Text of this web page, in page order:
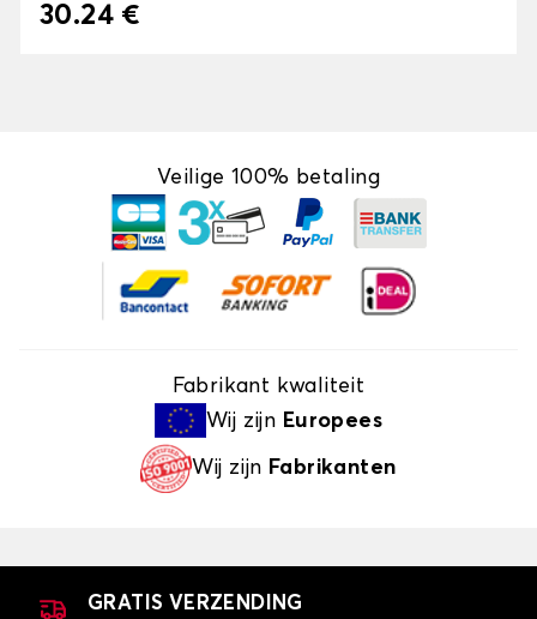
30.24 €
Veilige 100% betaling
Fabrikant kwaliteit
Wij zijn Europees
Wij zijn Fabrikanten
GRATIS VERZENDING